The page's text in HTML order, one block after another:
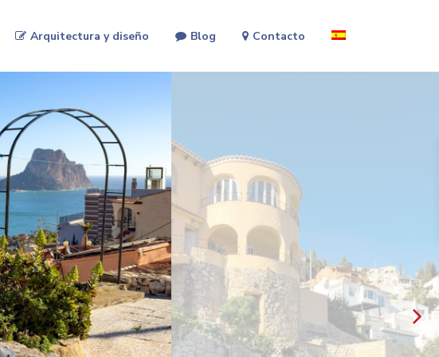
Arquitectura y diseño Blog Contacto